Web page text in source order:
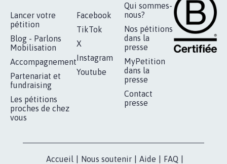
Lancer votre
pétition
Blog - Parlons
Mobilisation
Accompagnement
Partenariat et
fundraising
Les pétitions
proches de chez
vous
Facebook
TikTok
X
Instagram
Youtube
Qui sommes-
nous?
Nos pétitions
dans la
presse
MyPetition
dans la
presse
Contact
presse
Accueil Nous soutenir Aide FAQ